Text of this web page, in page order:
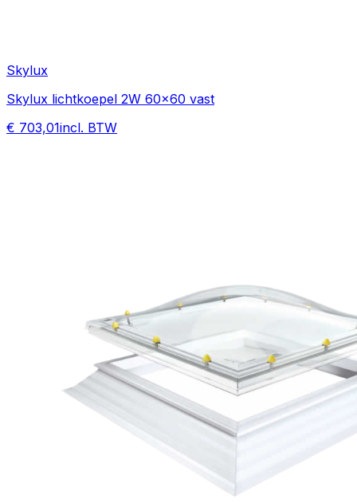
Skylux
Skylux lichtkoepel 2W 60x60 vast
€ 703,01incl. BTW